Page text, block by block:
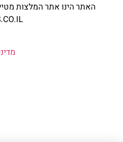
האתר הינו אתר המלצות